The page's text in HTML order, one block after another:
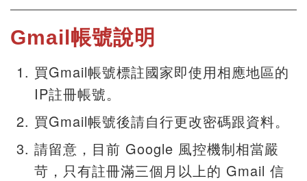
Gmail帳號說明
買Gmail帳號標註國家即使用相應地區的
IP註冊帳號。
買Gmail帳號後請自行更改密碼跟資料。
請留意，目前 Google 風控機制相當嚴
苛，只有註冊滿三個月以上的 Gmail 信